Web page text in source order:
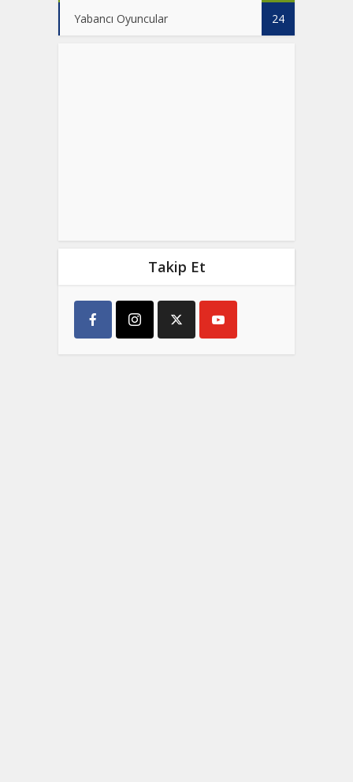
Yabancı Oyuncular 24
Takip Et